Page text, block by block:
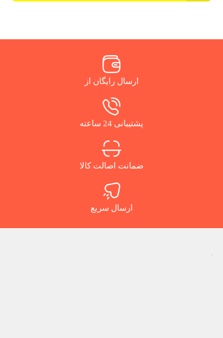
ارسال رایگان از
پشتیبانی 24 ساعته
ضمانت اصالت کالا
ارسال سریع
.